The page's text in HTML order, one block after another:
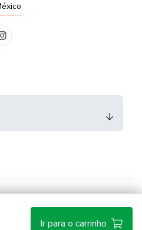
Ir para o carrinho